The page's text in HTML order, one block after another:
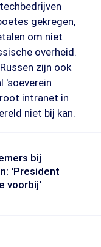
gekregen,
om niet
overheid.
zijn ook
'soeverein
intranet in
niet bij kan.
bij
'President
voorbij'